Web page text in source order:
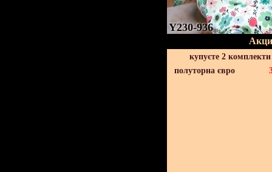
Y230-936
купуєте 2
полуторна євро